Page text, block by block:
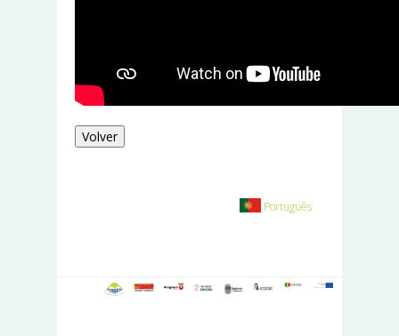
Volver
Português